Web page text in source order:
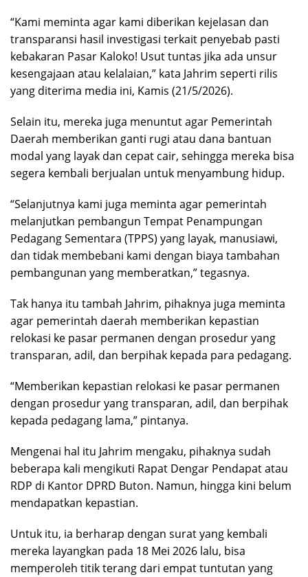
“Kami meminta agar kami diberikan kejelasan dan
transparansi hasil investigasi terkait penyebab pasti
kebakaran Pasar Kaloko! Usut tuntas jika ada unsur
kesengajaan atau kelalaian,” kata Jahrim seperti rilis
yang diterima media ini, Kamis (21/5/2026).
Selain itu, mereka juga menuntut agar Pemerintah
Daerah memberikan ganti rugi atau dana bantuan
modal yang layak dan cepat cair, sehingga mereka bisa
segera kembali berjualan untuk menyambung hidup.
“Selanjutnya kami juga meminta agar pemerintah
melanjutkan pembangun Tempat Penampungan
Pedagang Sementara (TPPS) yang layak, manusiawi,
dan tidak membebani kami dengan biaya tambahan
pembangunan yang memberatkan,” tegasnya.
Tak hanya itu tambah Jahrim, pihaknya juga meminta
agar pemerintah daerah memberikan kepastian
relokasi ke pasar permanen dengan prosedur yang
transparan, adil, dan berpihak kepada para pedagang.
“Memberikan kepastian relokasi ke pasar permanen
dengan prosedur yang transparan, adil, dan berpihak
kepada pedagang lama,” pintanya.
Mengenai hal itu Jahrim mengaku, pihaknya sudah
beberapa kali mengikuti Rapat Dengar Pendapat atau
RDP di Kantor DPRD Buton. Namun, hingga kini belum
mendapatkan kepastian.
Untuk itu, ia berharap dengan surat yang kembali
mereka layangkan pada 18 Mei 2026 lalu, bisa
memperoleh titik terang dari empat tuntutan yang